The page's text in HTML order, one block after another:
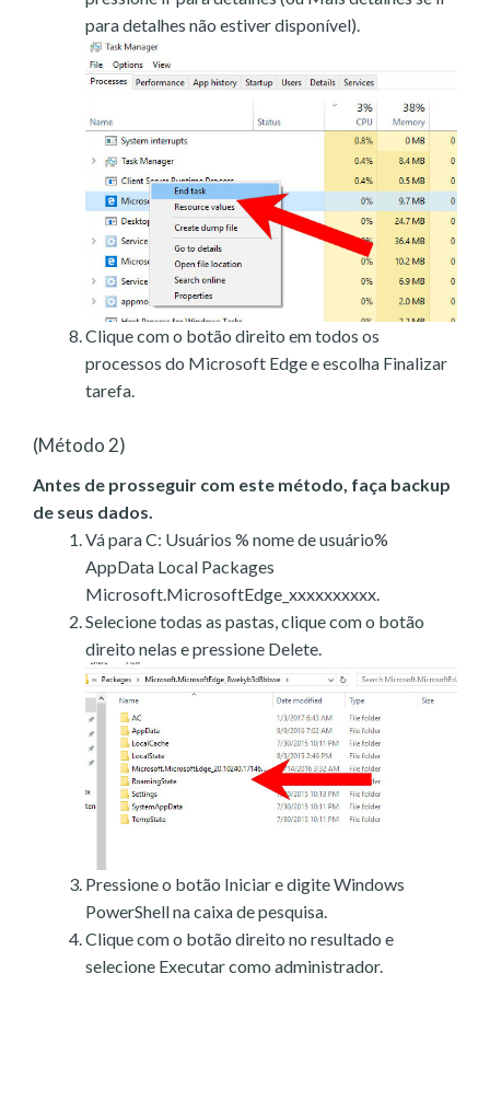
para detalhes não estiver disponível).
Clique com o botão direito em todos os
processos do Microsoft Edge e escolha Finalizar
tarefa.
(Método 2)
Antes de prosseguir com este método, faça backup
de seus dados.
Vá para C: Usuários % nome de usuário%
AppData Local Packages
Microsoft.MicrosoftEdge_xxxxxxxxxx.
Selecione todas as pastas, clique com o botão
direito nelas e pressione Delete.
Pressione o botão Iniciar e digite Windows
PowerShell na caixa de pesquisa.
Clique com o botão direito no resultado e
selecione Executar como administrador.